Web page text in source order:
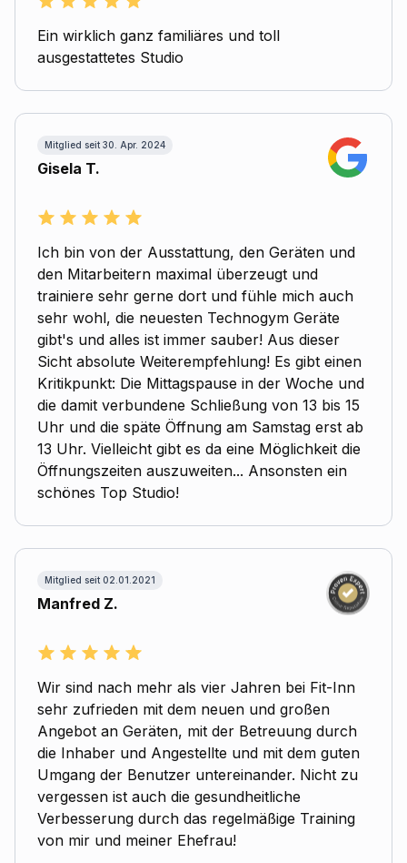
Ein wirklich ganz familiäres und toll
ausgestattetes Studio
Mitglied seit 30. Apr. 2024
Gisela T.
Ich bin von der Ausstattung, den Geräten und
den Mitarbeitern maximal überzeugt und
trainiere sehr gerne dort und fühle mich auch
sehr wohl, die neuesten Technogym Geräte
gibt's und alles ist immer sauber! Aus dieser
Sicht absolute Weiterempfehlung! Es gibt einen
Kritikpunkt: Die Mittagspause in der Woche und
die damit verbundene Schließung von 13 bis 15
Uhr und die späte Öffnung am Samstag erst ab
13 Uhr. Vielleicht gibt es da eine Möglichkeit die
Öffnungszeiten auszuweiten... Ansonsten ein
schönes Top Studio!
Mitglied seit 02.01.2021
Manfred Z.
Wir sind nach mehr als vier Jahren bei Fit-Inn
sehr zufrieden mit dem neuen und großen
Angebot an Geräten, mit der Betreuung durch
die Inhaber und Angestellte und mit dem guten
Umgang der Benutzer untereinander. Nicht zu
vergessen ist auch die gesundheitliche
Verbesserung durch das regelmäßige Training
von mir und meiner Ehefrau!